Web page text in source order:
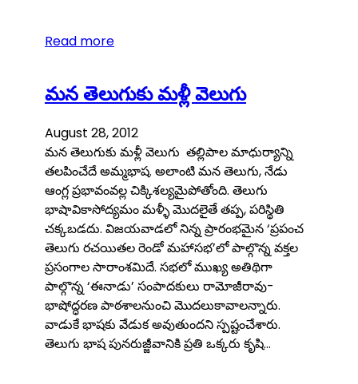
Read more
మన తెలుగుకు మళ్లీ వెలుగు
August 28, 2012
మన తెలుగుకు మళ్లీ వెలుగు తల్లిపాల మాధుర్యాన్ని
తలపించేదే అమ్మభాష. అలాంటి మన తెలుగు, నేడు
ఆంగ్ల ప్రభావంవల్ల చిక్కిశల్యమైపోతోంది. తెలుగు
భాషావికాసోద్యమం మళ్ళీ మొదలైతే తప్ప, పరిస్థితి
చక్కబడదు. విజయవాడలో నిన్న ప్రారంభమైన ‘ప్రపంచ
తెలుగు రచయితల రెండో మహాసభ’లో పాల్గొన్న వక్తల
ప్రసంగాల సారాంశమిదే. సభలో ముఖ్య అతిథిగా
పాల్గొన్న ‘ఈనాడు’ సంపాదకులు రామోజీరావు-
భాషోద్ధరణ పాఠశాలనుంచి మొదలుకావాలన్నారు.
వాడుకే భాషకు వేడుక అవుతుందని స్పష్టంచేశారు.
తెలుగు భాష పునరుజ్జీవానికి ప్రతి ఒక్కరు కృషి…